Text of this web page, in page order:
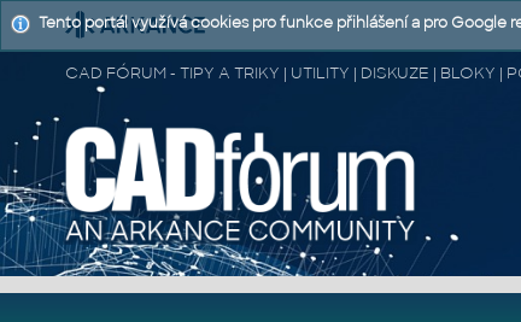
CAD FÓRUM - TIPY A TRIKY | UTILITY | DISKUZE | BLOKY |
Tento portál využívá cookies pro funkce přihlášení a pro Google